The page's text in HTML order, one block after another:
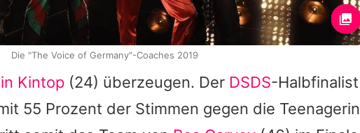
Kintop (24) überzeugen. Der DSDS-Halbfinalist
55 Prozent der Stimmen gegen die Teenagerin
Die "The Voice of Germany"-Coaches 2019